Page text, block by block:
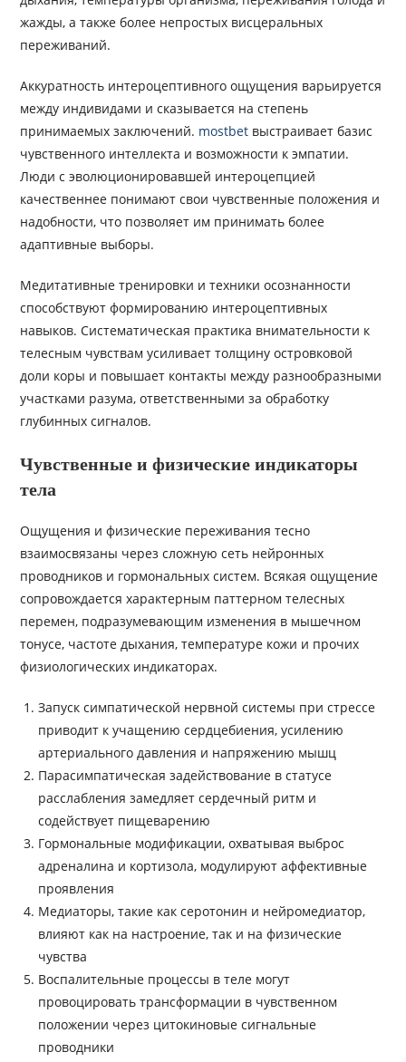
жажды, а также более непростых висцеральных
переживаний.
Аккуратность интероцептивного ощущения варьируется
между индивидами и сказывается на степень
принимаемых заключений. mostbet выстраивает базис
чувственного интеллекта и возможности к эмпатии.
Люди с эволюционировавшей интероцепцией
качественнее понимают свои чувственные положения и
надобности, что позволяет им принимать более
адаптивные выборы.
Медитативные тренировки и техники осознанности
способствуют формированию интероцептивных
навыков. Систематическая практика внимательности к
телесным чувствам усиливает толщину островковой
доли коры и повышает контакты между разнообразными
участками разума, ответственными за обработку
глубинных сигналов.
Чувственные и физические индикаторы
тела
Ощущения и физические переживания тесно
взаимосвязаны через сложную сеть нейронных
проводников и гормональных систем. Всякая ощущение
сопровождается характерным паттерном телесных
перемен, подразумевающим изменения в мышечном
тонусе, частоте дыхания, температуре кожи и прочих
физиологических индикаторах.
Запуск симпатической нервной системы при стрессе
приводит к учащению сердцебиения, усилению
артериального давления и напряжению мышц
Парасимпатическая задействование в статусе
расслабления замедляет сердечный ритм и
содействует пищеварению
Гормональные модификации, охватывая выброс
адреналина и кортизола, модулируют аффективные
проявления
Медиаторы, такие как серотонин и нейромедиатор,
влияют как на настроение, так и на физические
чувства
Воспалительные процессы в теле могут
провоцировать трансформации в чувственном
положении через цитокиновые сигнальные
проводники